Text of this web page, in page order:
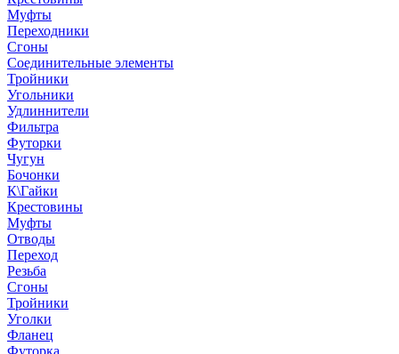
Муфты
Переходники
Сгоны
Соединительные элементы
Тройники
Угольники
Удлиннители
Фильтра
Футорки
Чугун
Бочонки
К\Гайки
Крестовины
Муфты
Отводы
Переход
Резьба
Сгоны
Тройники
Уголки
Фланец
Футорка